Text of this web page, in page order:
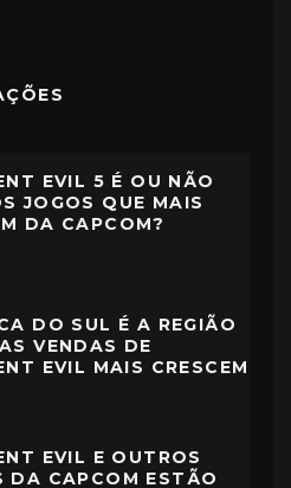
EVIL 5 É OU NÃO
JOGOS QUE MAIS
DA CAPCOM?
DO SUL É A REGIÃO
VENDAS DE
EVIL MAIS CRESCEM
EVIL E OUTROS
DA CAPCOM ESTÃO